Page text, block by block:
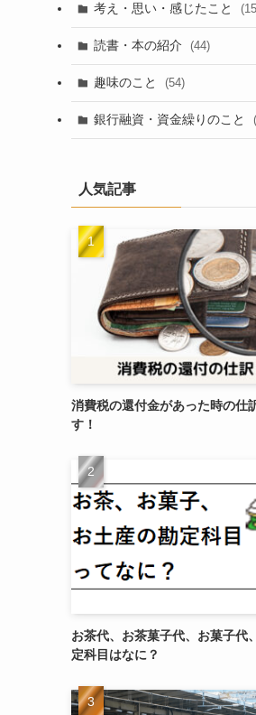
考え・思い・感じたこと
読書・本の紹介 (44)
趣味のこと (54)
銀行融資・資金繰りのこと
人気記事
消費税の還付金があった時の仕
す！
お茶代、お茶菓子代、お菓子代
定科目はなに？